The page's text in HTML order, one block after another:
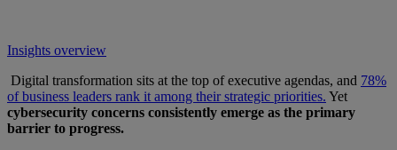
Insights overview
Digital transformation sits at the top of executive agendas, and 78%
of business leaders rank it among their strategic priorities. Yet
cybersecurity concerns consistently emerge as the primary
barrier to progress.